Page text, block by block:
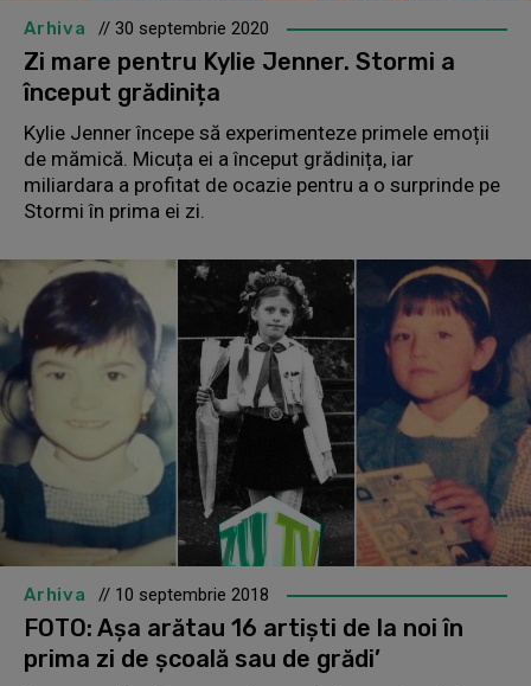
Arhiva // 30 septembrie 2020
Zi mare pentru Kylie Jenner. Stormi a
început grădinița
Kylie Jenner începe să experimenteze primele emoții
de mămică. Micuța ei a început grădinița, iar
miliardara a profitat de ocazie pentru a o surprinde pe
Stormi în prima ei zi.
Arhiva // 10 septembrie 2018
FOTO: Așa arătau 16 artiști de la noi în
prima zi de școală sau de grădi’